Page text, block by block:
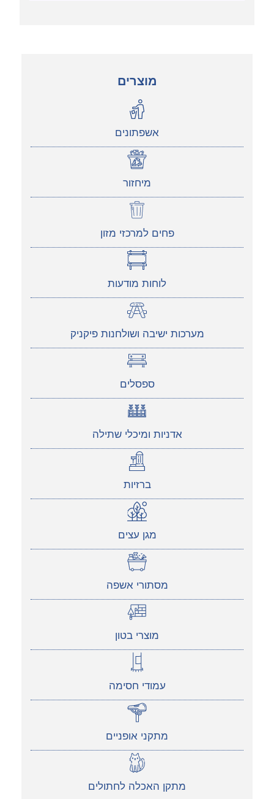
מוצרים
אשפתונים
מיחזור
פחים למרכזי מזון
לוחות מודעות
מערכות ישיבה ושולחנות פיקניק
ספסלים
אדניות ומיכלי שתילה
ברזיות
מגן עצים
מסתורי אשפה
מוצרי בטון
עמודי חסימה
מתקני אופניים
מתקן האכלה לחתולים